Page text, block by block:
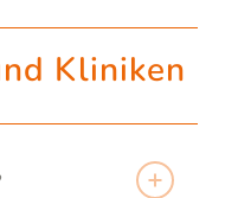
Kliniken